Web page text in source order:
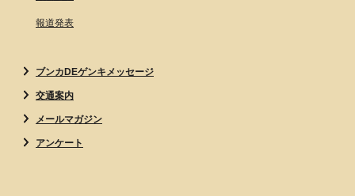
報道発表
ブンカDEゲンキメッセージ
交通案内
メールマガジン
アンケート